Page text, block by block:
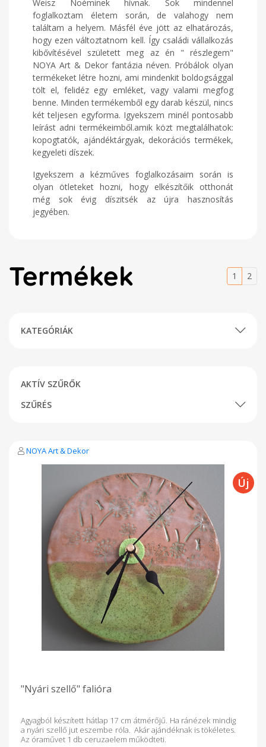
Weisz Noéminek hívnak. Sok mindennel
foglalkoztam életem során, de valahogy nem
találtam a helyem. Másfél éve jött az elhatározás,
hogy ezen változtatnom kell. Így családi vállalkozás
kibővítésével született meg az én " részlegem"
NOYA Art & Dekor fantázia néven. Próbálok olyan
termékeket létre hozni, ami mindenkit boldogsággal
tölt el, felidéz egy emléket, vagy valami megfog
benne. Minden termékemből egy darab készül, nincs
két teljesen egyforma. Igyekszem minél pontosabb
leírást adni termékeimből.amik közt megtalálhatok:
kopogtatók, ajándéktárgyak, dekorációs termékek,
kegyeleti díszek.
Igyekszem a kézműves foglalkozásaim során is
olyan ötleteket hozni, hogy elkészítőik otthonát
még sok évig díszitsék az újra hasznosítás
jegyében.
Termékek 1 2
KATEGÓRIÁK
AKTÍV SZŰRŐK
SZŰRÉS
NOYA Art & Dekor
"Nyári szellő" falióra
Agyagból készített hátlap 17 cm átmérőjű. Ha ránézek mindig
a nyári szellő jut eszembe róla. Akár ajándéknak is tökéletes.
Az óraművet 1 db ceruzaelem működteti.